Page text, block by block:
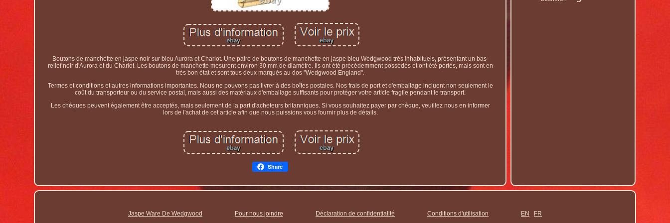
Boutons de manchette en jaspe noir sur bleu Aurora et Chariot. Une paire de boutons de manchette en jaspe bleu Wedgwood très inhabituels, présentant un bas-
relief noir d'Aurora et du Chariot. Les boutons de manchette mesurent environ 30 mm de diamètre. Ils ont été précédemment possédés et ont été portés, mais sont en
très bon état et sont tous deux marqués au dos "Wedgwood England".
Termes et conditions et autres informations importantes. Nous ne pouvons pas livrer à des boîtes postales. Nos frais de port et d'emballage incluent non seulement le
coût du transporteur ou du service postal, mais aussi des matériaux d'emballage suffisants pour protéger votre article fragile pendant le transport.
Les chèques peuvent également être acceptés, mais seulement de la part d'acheteurs britanniques. Si vous souhaitez payer par chèque, veuillez nous en informer
lors de l'achat de cet article afin que nous puissions vous fournir plus de détails.
Share
Jaspe Ware De Wedgwood Pour nous joindre Déclaration de confidentialité Conditions d'utilisation EN FR